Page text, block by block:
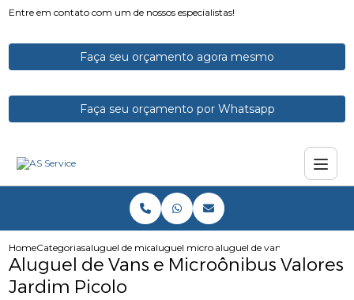
Entre em contato com um de nossos especialistas!
Faça seu orçamento agora mesmo
Faça seu orçamento por Whatsapp
HomeCategoriasaluguel de micro onibusaluguel micro onibusaluguel de vans e
Aluguel de Vans e Microônibus Valores
Jardim Picolo